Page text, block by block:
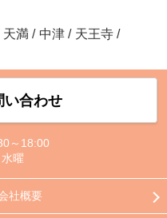
天満 / 中津 / 天王寺 /
い合わせ
～18:00
水曜
社概要